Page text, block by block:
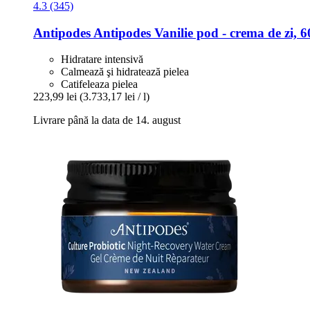
4.3 (345)
Antipodes Antipodes Vanilie pod -​ crema de zi,
Hidratare intensivă
Calmează şi hidratează pielea
Catifeleaza pielea
223,99 lei (3.733,17 lei / l)
Livrare până la data de 14. august